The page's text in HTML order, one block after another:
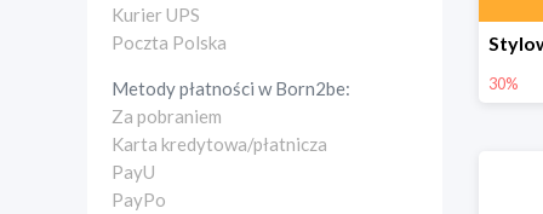
Kurier UPS
Poczta Polska
Metody płatności wBorn2be:
Za pobraniem
Karta kredytowa/płatnicza
PayU
PayPo
30%